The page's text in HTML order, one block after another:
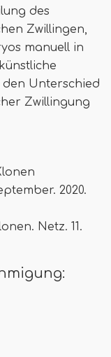
des
Zwillingen,
manuell in
den Unterschied
Zwillingung
2020.
Netz. 11.